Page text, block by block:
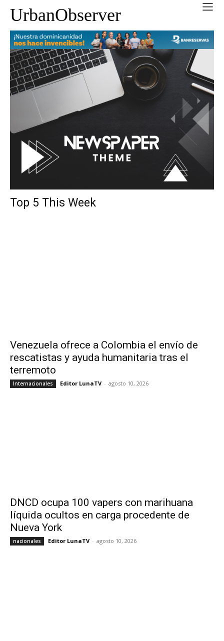
UrbanObserver
Top 5 This Week
Venezuela ofrece a Colombia el envío de
rescatistas y ayuda humanitaria tras el
terremoto
Internacionales Editor LunaTV - agosto 10, 2026
DNCD ocupa 100 vapers con marihuana
líquida ocultos en carga procedente de
Nueva York
nacionales Editor LunaTV - agosto 10, 2026